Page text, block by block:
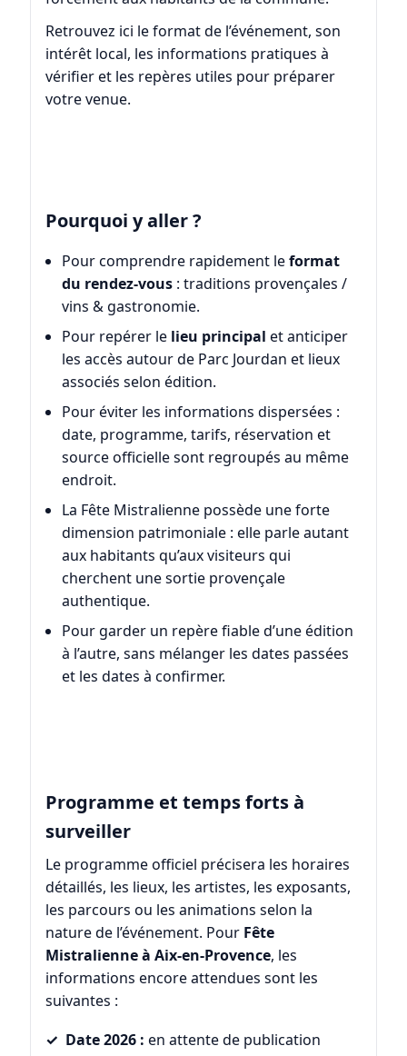
Retrouvez ici le format de l’événement, son
intérêt local, les informations pratiques à
vérifier et les repères utiles pour préparer
votre venue.
Pourquoi y aller ?
Pour comprendre rapidement leformat
du rendez-vous: traditions provençales /
vins & gastronomie.
Pour repérer le lieu principal et anticiper
les accès autour de Parc Jourdan et lieux
associés selon édition.
Pour éviter les informations dispersées :
date, programme, tarifs, réservation et
source officielle sont regroupés au même
endroit.
La Fête Mistralienne possède une forte
dimension patrimoniale : elle parle autant
aux habitants qu’aux visiteurs qui
cherchent une sortie provençale
authentique.
Pour garder un repère fiable d’une édition
à l’autre, sans mélanger les dates passées
et les dates à confirmer.
Programme et temps forts à
surveiller
Le programme officiel précisera les horaires
détaillés, les lieux, les artistes, les exposants,
les parcours ou les animations selon la
nature de l’événement. Pour Fête
Mistralienne à Aix-en-Provence, les
informations encore attendues sont les
suivantes :
Date 2026 : en attente de publication